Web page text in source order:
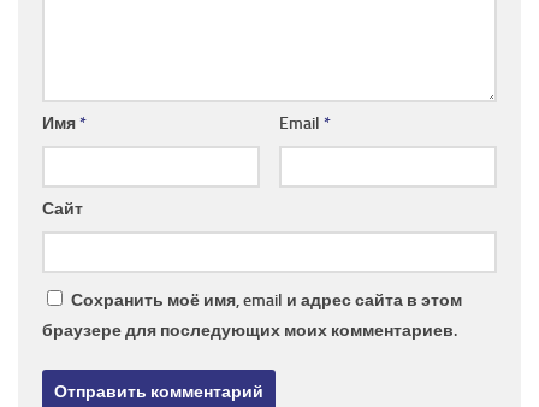
Имя* Email *
Сайт
Сохранить моё имя, email и адрес сайта в этом
браузере для последующих моих комментариев.